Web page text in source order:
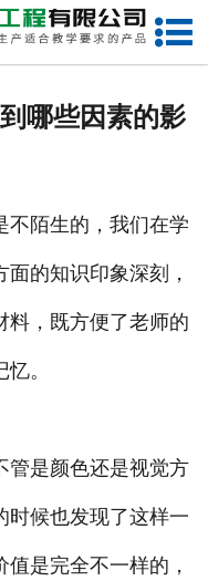
网站首页
联系我们
哪些因素的影
不陌生的，我们在学
的知识印象深刻，
料，既方便了老师的
。
管是颜色还是视觉方
时候也发现了这样一
是完全不一样的，